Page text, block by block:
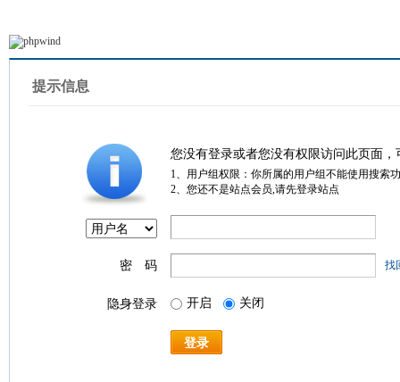
提示信息
您没有登录或者您没有权限访问此页面
1、用户组权限：你所属的用户组不能使用搜索
2、您还不是站点会员,请先登录站点
密 码 找
隐身登录 开启 关闭
登录